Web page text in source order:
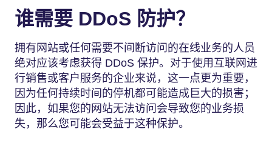
谁需要 DDoS 防护？
拥有网站或任何需要不间断访问的在线业务的人员
绝对应该考虑获得 DDoS 保护。对于使用互联网进
行销售或客户服务的企业来说，这一点更为重要，
因为任何持续时间的停机都可能造成巨大的损害；
因此，如果您的网站无法访问会导致您的业务损
失，那么您可能会受益于这种保护。